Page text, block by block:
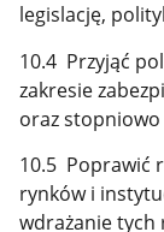
legislację,
10.4 Przyjąć
zakresie
oraz stopniowo
10.5 Poprawić
rynków i
wdrażanie tych